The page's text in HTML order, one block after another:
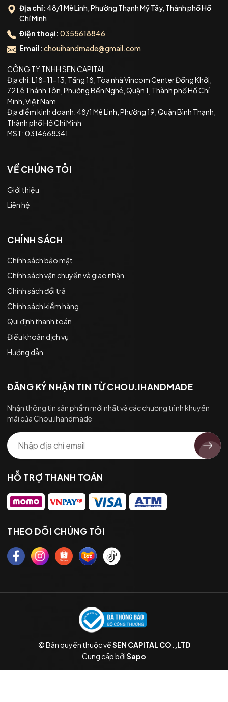
Địa chỉ: 48/1 Mê Linh, Phường Thạnh Mỹ Tây, Thành phố Hồ
Chí Minh
Điện thoại: 0355618846
Email: chouihandmade@gmail.com
CÔNG TY TNHH SEN CAPITAL
Địa chỉ: L18-11-13, Tầng 18, Tòa nhà Vincom Center Đồng Khởi,
72 Lê Thánh Tôn, Phường Bến Nghé, Quận 1, Thành phố Hồ Chí
Minh, Việt Nam
Địa điểm kinh doanh: 48/1 Mê Linh, Phường 19, Quận Bình Thạnh,
Thành phố Hồ Chí Minh
MST: 0314668341
VỀ CHÚNG TÔI
Giới thiệu
Liên hệ
CHÍNH SÁCH
Chính sách bảo mật
Chính sách vận chuyển và giao nhận
Chính sách đổi trả
Chính sách kiểm hàng
Qui định thanh toán
Điều khoản dịch vụ
Hướng dẫn
ĐĂNG KÝ NHẬN TIN TỪ CHOU.IHANDMADE
Nhận thông tin sản phẩm mới nhất và các chương trình khuyến
mãi của Chou.ihandmade
HỖ TRỢ THANH TOÁN
THEO DÕI CHÚNG TÔI
© Bản quyền thuộc vềSEN CAPITAL CO.,LTD
Cung cấp bởiSapo